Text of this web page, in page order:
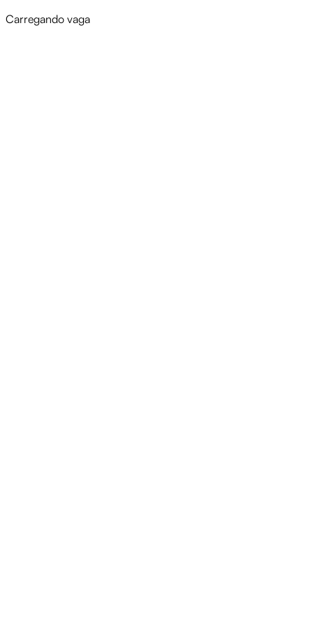
Carregando vaga